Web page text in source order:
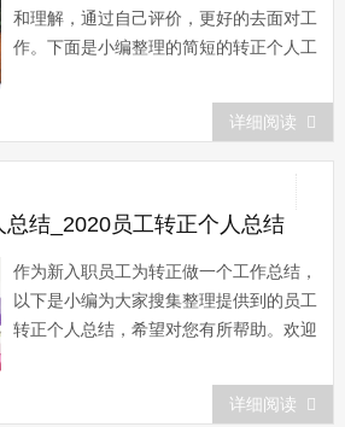
和理解，通过自己评价，更好的去面对工
作。下面是小编整理的简短的转正个人工
总结1 本人自20xx年xx月xx日起进入
xx公司从事xx工作，在不知不觉中已经经
过了2个月的试用期。 在这段时间
里，我感悟颇多，虽然这并不是我的第...
详细阅读
结_2020员工转正个人总结
作为新入职员工为转正做一个工作总结，
以下是小编为大家搜集整理提供到的员工
转正个人总结，希望对您有所帮助。欢迎
1 尊敬的领导： 您好! 我于20
年 月成为公司的试用员工，初来公司，
详细阅读